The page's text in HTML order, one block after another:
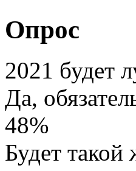
Опрос
2021 будет
Да,
48%
Будет такой